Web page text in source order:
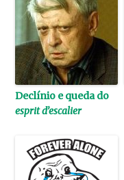
Declínio e queda do
esprit d’escalier